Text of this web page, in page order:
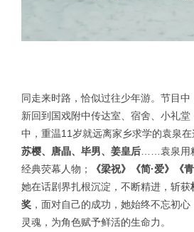
同走来时路，恰似过往少年游。节目
新回到国戏附中传达室、宿舍、小礼
中，重温11岁就远离家乡求学的袁泉在
苏樱、唐晶、毕男、姜皇后……袁泉用
经典荧幕人物；
《梁祝》《简·爱》《青
她在话剧界扎根沉淀，不断精进，斩获
奖，面对自己的成功，她始终不忘初
灵魂，为角色赋予鲜活的生命力。